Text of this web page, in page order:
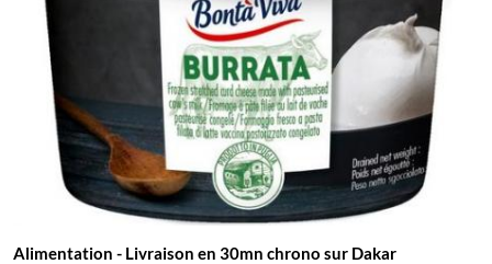
Alimentation - Livraison en 30mn chrono sur Dakar